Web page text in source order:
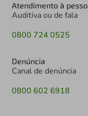
Atendimento à
Auditiva ou de fala
0800 724 0525
Denúncia
Canal de denúncia
0800 602 6918